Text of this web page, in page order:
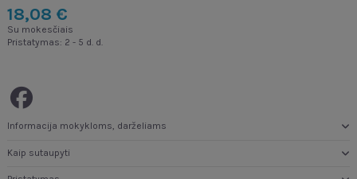
18,08 €
Su mokesčiais
Pristatymas: 2 - 5 d. d.
Informacija mokykloms, darželiams
Kaip sutaupyti